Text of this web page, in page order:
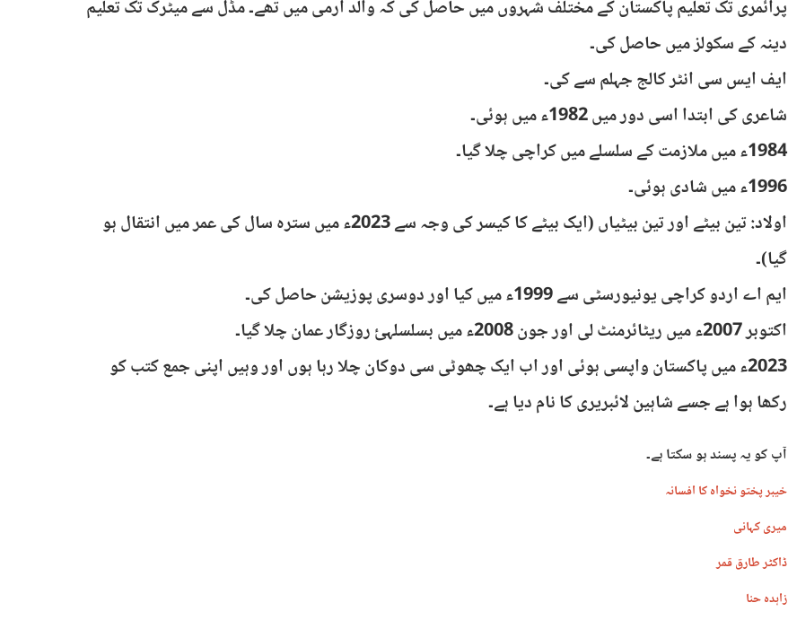
پرائمری تک تعلیم پاکستان کے مختلف شہروں میں حاصل کی کہ والد آرمی میں تھے۔ مڈل سے میٹرک تک تعلیم
دینہ کے سکولز میں حاصل کی۔
ایف ایس سی انٹر کالج جہلم سے کی۔
شاعری کی ابتدا اسی دور میں 1982ء میں ہوئی۔
1984ء میں ملازمت کے سلسلے میں کراچی چلا گیا۔
1996ء میں شادی ہوئی۔
اولاد: تین بیٹے اور تین بیٹیاں (ایک بیٹے کا کیسر کی وجہ سے 2023ء میں سترہ سال کی عمر میں انتقال ہو
گیا)۔
ایم اے اردو کراچی یونیورسٹی سے 1999ء میں کیا اور دوسری پوزیشن حاصل کی۔
اکتوبر 2007ء میں ریٹائرمنٹ لی اور جون 2008ء میں بسلسلہئ روزگار عمان چلا گیا۔
2023ء میں پاکستان واپسی ہوئی اور اب ایک چھوٹی سی دوکان چلا رہا ہوں اور وہیں اپنی جمع کتب کو
رکھا ہوا ہے جسے شاہین لائبریری کا نام دیا ہے۔
آپ کو یہ پسند ہو سکتا ہے۔
خیبر پختو نخواہ کا افسانہ
میری کہانی
ڈاکٹر طارق قمر
زاہدہ حنا